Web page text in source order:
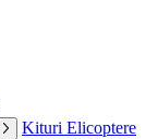
Kituri Elicoptere